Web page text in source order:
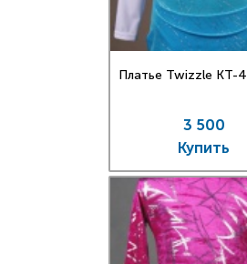
Платье Twizzle КT-4
3 500
Купить